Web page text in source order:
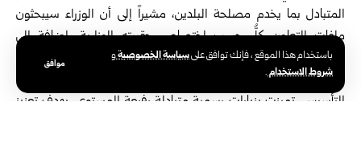
باستخدام هذا الموقع ، فإنك توافق علىسياسة الخصوصيةو
شروط الاستخدام.
موافق
المتبادل بما يخدم مصلحة البلدين، مشيراً إلى أن الوزراء سيبحثون
ملفات التعاون كلٌّ حسب اختصاص حقيبته الوزارية، إضافة إلى
استعراض العلاقات السورية اللبنانية بصورة إجمالية.
وتشهد العلاقات السورية اللبنانية مرحلة جديدة من التعاون وإعادة
التأسيس، تميزت بزيارات رسمية متبادلة رفيعة المستوى، بهدف تعزيز